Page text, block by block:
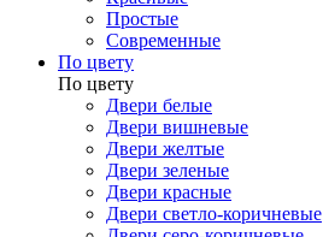
Простые
Современные
По цвету
По цвету
Двери белые
Двери вишневые
Двери желтые
Двери зеленые
Двери красные
Двери светло-коричневые